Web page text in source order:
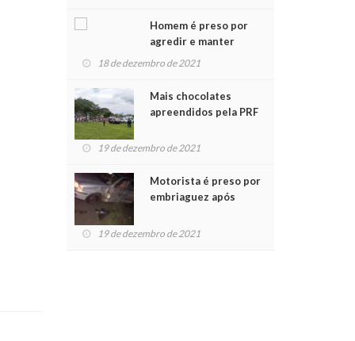
Homem é preso por
agredir e manter
mulher em cárcere
18 de dezembro de 2021
Mais chocolates
apreendidos pela PRF
crianças no Natal
19 de dezembro de 2021
Motorista é preso por
embriaguez após
feridos
19 de dezembro de 2021